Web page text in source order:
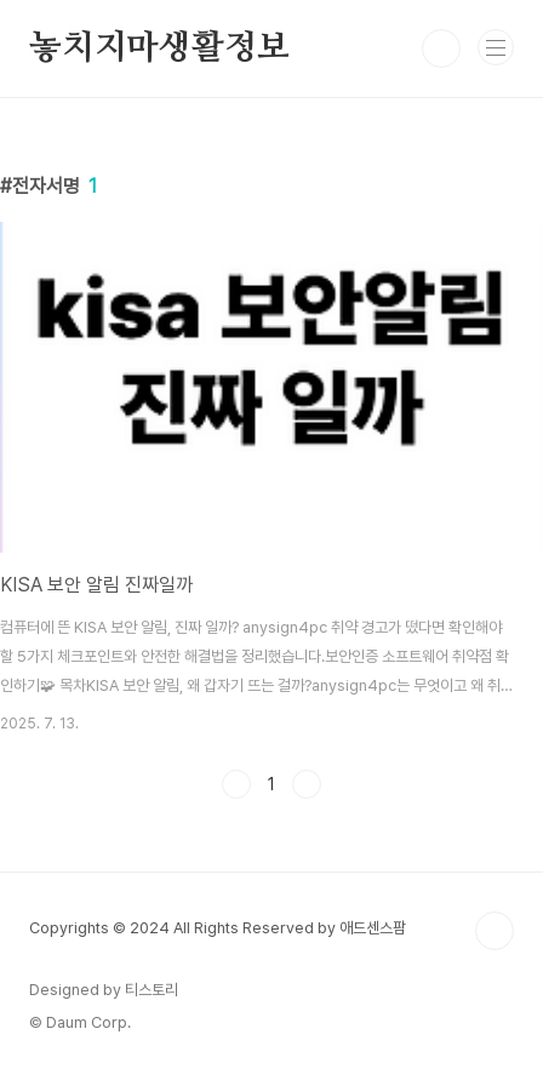
놓치지마생활정보
전자서명 1
KISA 보안 알림 진짜일까
컴퓨터에 뜬 KISA 보안 알림, 진짜 일까? anysign4pc 취약 경고가 떴다면 확인해야
할 5가지 체크포인트와 안전한 해결법을 정리했습니다.보안인증 소프트웨어 취약점 확
인하기🧩 목차KISA 보안 알림, 왜 갑자기 뜨는 걸까?anysign4pc는 무엇이고 왜 취약
한가[Q&A] “KISA에서 알림이 떴어요, 해킹인가요?”‘해결하기’ 눌러도 괜찮을까?피싱
2025. 7. 13.
1
Copyrights © 2024 All Rights Reserved by 애드센스팜
Designed by 티스토리
© Daum Corp.